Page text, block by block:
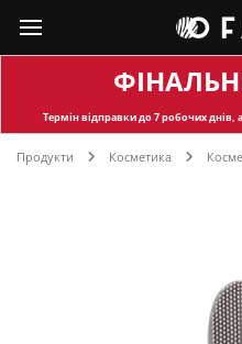
Термін відправкидо 7 робочих днів,
Продукти Косметика